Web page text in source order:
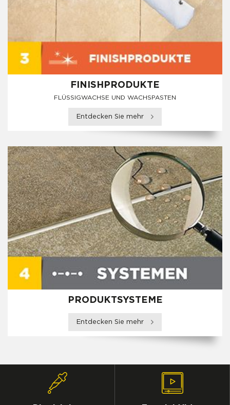
FINISHPRODUKTE
FLÜSSIGWACHSE UND WACHSPASTEN
Entdecken Sie mehr
PRODUKTSYSTEME
Entdecken Sie mehr